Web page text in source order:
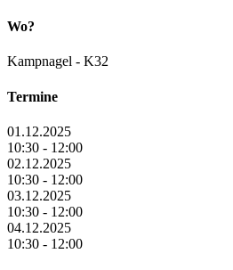
Wo?
Kampnagel - K32
Termine
01.12.2025
10:30 - 12:00
02.12.2025
10:30 - 12:00
03.12.2025
10:30 - 12:00
04.12.2025
10:30 - 12:00